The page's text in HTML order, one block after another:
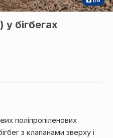
бігбегах
поліпропіленових
з клапанами зверху і